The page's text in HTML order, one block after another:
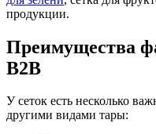
продукции.
Преимущества
B2B
У сеток есть несколько
другими видами тары: